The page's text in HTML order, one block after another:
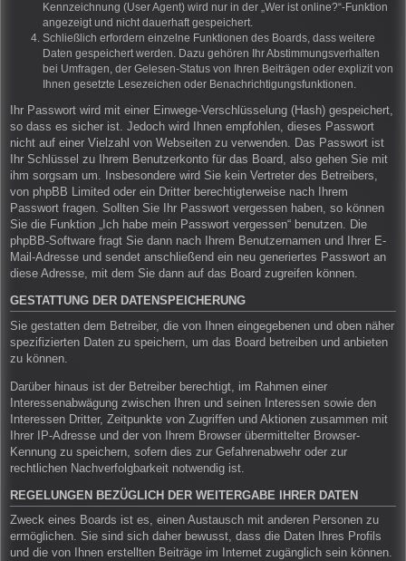
Kennzeichnung (User Agent) wird nur in der „Wer ist online?“-Funktion
angezeigt und nicht dauerhaft gespeichert.
Schließlich erfordern einzelne Funktionen des Boards, dass weitere
Daten gespeichert werden. Dazu gehören Ihr Abstimmungsverhalten
bei Umfragen, der Gelesen-Status von Ihren Beiträgen oder explizit von
Ihnen gesetzte Lesezeichen oder Benachrichtigungsfunktionen.
Ihr Passwort wird mit einer Einwege-Verschlüsselung (Hash) gespeichert,
so dass es sicher ist. Jedoch wird Ihnen empfohlen, dieses Passwort
nicht auf einer Vielzahl von Webseiten zu verwenden. Das Passwort ist
Ihr Schlüssel zu Ihrem Benutzerkonto für das Board, also gehen Sie mit
ihm sorgsam um. Insbesondere wird Sie kein Vertreter des Betreibers,
von phpBB Limited oder ein Dritter berechtigterweise nach Ihrem
Passwort fragen. Sollten Sie Ihr Passwort vergessen haben, so können
Sie die Funktion „Ich habe mein Passwort vergessen“ benutzen. Die
phpBB-Software fragt Sie dann nach Ihrem Benutzernamen und Ihrer E-
Mail-Adresse und sendet anschließend ein neu generiertes Passwort an
diese Adresse, mit dem Sie dann auf das Board zugreifen können.
GESTATTUNG DER DATENSPEICHERUNG
Sie gestatten dem Betreiber, die von Ihnen eingegebenen und oben näher
spezifizierten Daten zu speichern, um das Board betreiben und anbieten
zu können.
Darüber hinaus ist der Betreiber berechtigt, im Rahmen einer
Interessenabwägung zwischen Ihren und seinen Interessen sowie den
Interessen Dritter, Zeitpunkte von Zugriffen und Aktionen zusammen mit
Ihrer IP-Adresse und der von Ihrem Browser übermittelter Browser-
Kennung zu speichern, sofern dies zur Gefahrenabwehr oder zur
rechtlichen Nachverfolgbarkeit notwendig ist.
REGELUNGEN BEZÜGLICH DER WEITERGABE IHRER DATEN
Zweck eines Boards ist es, einen Austausch mit anderen Personen zu
ermöglichen. Sie sind sich daher bewusst, dass die Daten Ihres Profils
und die von Ihnen erstellten Beiträge im Internet zugänglich sein können.